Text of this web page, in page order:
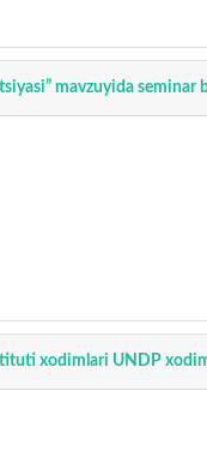
mavzuyida seminar
xodimlari UNDP